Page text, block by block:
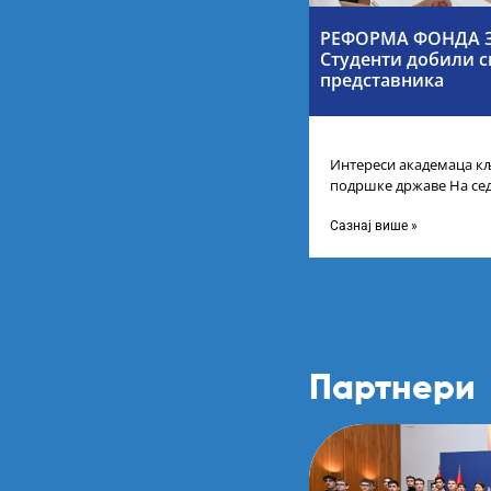
РЕФОРМА ФОНДА
Студенти добили
представника
Интереси академаца
подршке државе На
Сазнај више »
Партнери